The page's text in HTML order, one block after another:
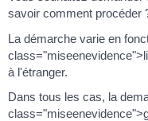
savoir comment procéder
La démarche varie en
à l'étranger.
Dans tous les cas, la